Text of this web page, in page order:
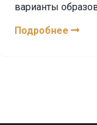
варианты
Подробнее